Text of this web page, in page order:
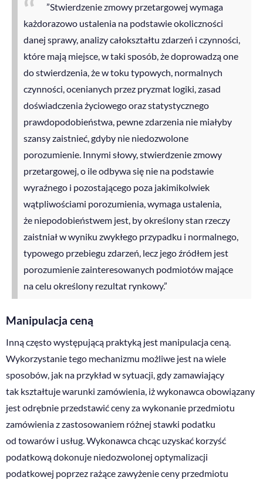
”Stwierdzenie zmowy przetargowej wymaga
każdorazowo ustalenia na podstawie okoliczności
danej sprawy, analizy całokształtu zdarzeń i czynności,
które mają miejsce, w taki sposób, że doprowadzą one
do stwierdzenia, że w toku typowych, normalnych
czynności, ocenianych przez pryzmat logiki, zasad
doświadczenia życiowego oraz statystycznego
prawdopodobieństwa, pewne zdarzenia nie miałyby
szansy zaistnieć, gdyby nie niedozwolone
porozumienie. Innymi słowy, stwierdzenie zmowy
przetargowej, o ile odbywa się nie na podstawie
wyraźnego i pozostającego poza jakimikolwiek
wątpliwościami porozumienia, wymaga ustalenia,
że niepodobieństwem jest, by określony stan rzeczy
zaistniał w wyniku zwykłego przypadku i normalnego,
typowego przebiegu zdarzeń, lecz jego źródłem jest
porozumienie zainteresowanych podmiotów mające
na celu określony rezultat rynkowy.”
Manipulacja ceną
Inną często występującą praktyką jest manipulacja ceną.
Wykorzystanie tego mechanizmu możliwe jest na wiele
sposobów, jak na przykład w sytuacji, gdy zamawiający
tak kształtuje warunki zamówienia, iż wykonawca obowiązany
jest odrębnie przedstawić ceny za wykonanie przedmiotu
zamówienia z zastosowaniem różnej stawki podatku
od towarów i usług. Wykonawca chcąc uzyskać korzyść
podatkową dokonuje niedozwolonej optymalizacji
podatkowej poprzez rażące zawyżenie ceny przedmiotu